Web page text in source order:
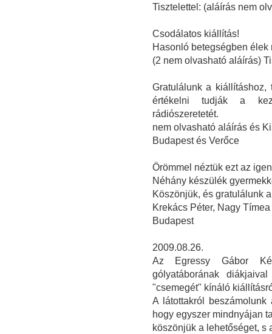
Tisztelettel: (aláírás nem
Csodálatos kiállítás!
Hasonló betegségben
(2 nem olvasható aláírás)
Gratulálunk a kiállításhoz,
értékelni tudják a
rádiószeretetét.
nem olvasható aláírás és
Budapest és Verőce
Örömmel néztük ezt az
Néhány készülék
Köszönjük, és gratulálunk
Krekács Péter, Nagy Tímea
Budapest
2009.08.26.
Az Egressy Gábor
gólyatáborának
"csemegét" kínáló
A látottakról
hogy egyszer mindnyájan
köszönjük a lehetőséget, s